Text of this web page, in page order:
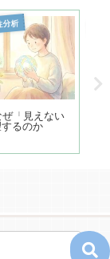
分析
「見えない
るのか